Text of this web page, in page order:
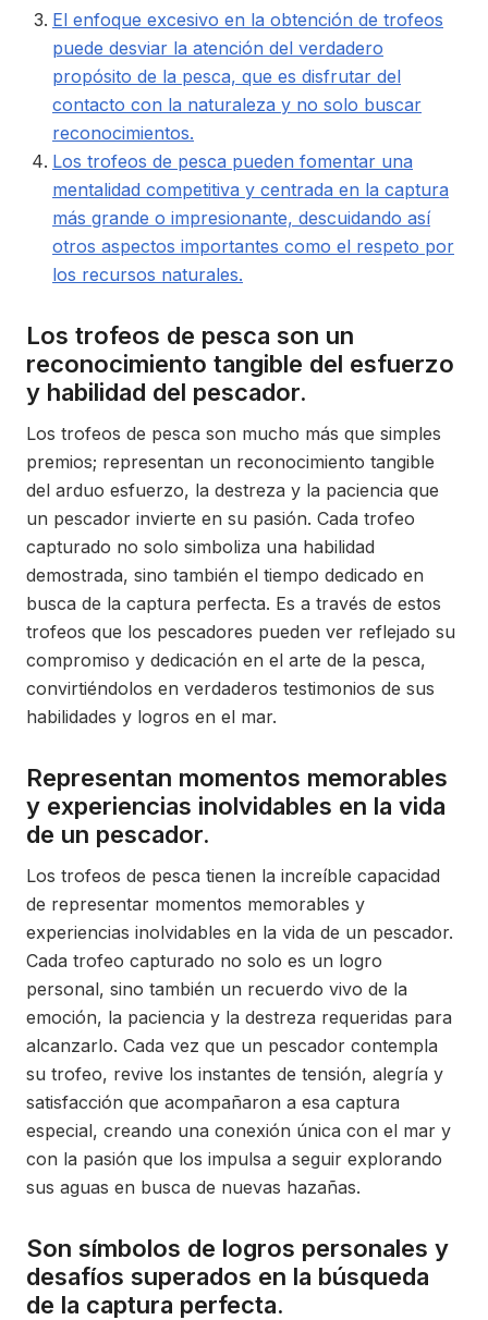
El enfoque excesivo en la obtención de trofeos
puede desviar la atención del verdadero
propósito de la pesca, que es disfrutar del
contacto con la naturaleza y no solo buscar
reconocimientos.
Los trofeos de pesca pueden fomentar una
mentalidad competitiva y centrada en la captura
más grande o impresionante, descuidando así
otros aspectos importantes como el respeto por
los recursos naturales.
Los trofeos de pesca son un
reconocimiento tangible del esfuerzo
y habilidad del pescador.
Los trofeos de pesca son mucho más que simples
premios; representan un reconocimiento tangible
del arduo esfuerzo, la destreza y la paciencia que
un pescador invierte en su pasión. Cada trofeo
capturado no solo simboliza una habilidad
demostrada, sino también el tiempo dedicado en
busca de la captura perfecta. Es a través de estos
trofeos que los pescadores pueden ver reflejado su
compromiso y dedicación en el arte de la pesca,
convirtiéndolos en verdaderos testimonios de sus
habilidades y logros en el mar.
Representan momentos memorables
y experiencias inolvidables en la vida
de un pescador.
Los trofeos de pesca tienen la increíble capacidad
de representar momentos memorables y
experiencias inolvidables en la vida de un pescador.
Cada trofeo capturado no solo es un logro
personal, sino también un recuerdo vivo de la
emoción, la paciencia y la destreza requeridas para
alcanzarlo. Cada vez que un pescador contempla
su trofeo, revive los instantes de tensión, alegría y
satisfacción que acompañaron a esa captura
especial, creando una conexión única con el mar y
con la pasión que los impulsa a seguir explorando
sus aguas en busca de nuevas hazañas.
Son símbolos de logros personales y
desafíos superados en la búsqueda
de la captura perfecta.